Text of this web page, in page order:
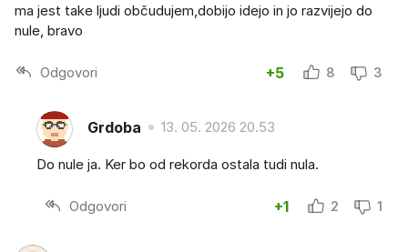
ma jest take ljudi občudujem,dobijo idejo in jo razvijejo do
nule, bravo
Odgovori +5 8 3
Grdoba 13. 05. 2026 20.53
Do nule ja. Ker bo od rekorda ostala tudi nula.
Odgovori +1 2 1